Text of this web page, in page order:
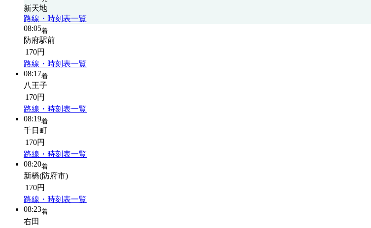
新天地
路線・時刻表一覧
08:05着
防府駅前
170円
路線・時刻表一覧
08:17着
八王子
170円
路線・時刻表一覧
08:19着
千日町
170円
路線・時刻表一覧
08:20着
新橋(防府市)
170円
路線・時刻表一覧
08:23着
右田